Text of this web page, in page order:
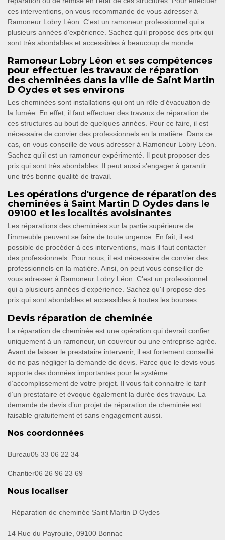
ces interventions, on vous recommande de vous adresser à
Ramoneur Lobry Léon. C'est un ramoneur professionnel qui a
plusieurs années d'expérience. Sachez qu'il propose des prix qui
sont très abordables et accessibles à beaucoup de monde.
Ramoneur Lobry Léon et ses compétences
pour effectuer les travaux de réparation
des cheminées dans la ville de Saint Martin
D Oydes et ses environs
Les cheminées sont installations qui ont un rôle d'évacuation de
la fumée. En effet, il faut effectuer des travaux de réparation de
ces structures au bout de quelques années. Pour ce faire, il est
nécessaire de convier des professionnels en la matière. Dans ce
cas, on vous conseille de vous adresser à Ramoneur Lobry Léon.
Sachez qu'il est un ramoneur expérimenté. Il peut proposer des
prix qui sont très abordables. Il peut aussi s'engager à garantir
une très bonne qualité de travail.
Les opérations d'urgence de réparation des
cheminées à Saint Martin D Oydes dans le
09100 et les localités avoisinantes
Les réparations des cheminées sur la partie supérieure de
l'immeuble peuvent se faire de toute urgence. En fait, il est
possible de procéder à ces interventions, mais il faut contacter
des professionnels. Pour nous, il est nécessaire de convier des
professionnels en la matière. Ainsi, on peut vous conseiller de
vous adresser à Ramoneur Lobry Léon. C'est un professionnel
qui a plusieurs années d'expérience. Sachez qu'il propose des
prix qui sont abordables et accessibles à toutes les bourses.
Devis réparation de cheminée
La réparation de cheminée est une opération qui devrait confier
uniquement à un ramoneur, un couvreur ou une entreprise agrée.
Avant de laisser le prestataire intervenir, il est fortement conseillé
de ne pas négliger la demande de devis. Parce que le devis vous
apporte des données importantes pour le système
d’accomplissement de votre projet. Il vous fait connaitre le tarif
d’un prestataire et évoque également la durée des travaux. La
demande de devis d’un projet de réparation de cheminée est
faisable gratuitement et sans engagement aussi.
Nos coordonnées
Bureau05 33 06 22 34
Chantier06 26 96 23 69
Nous localiser
Réparation de cheminée Saint Martin D Oydes
14 Rue du Payroulie, 09100 Bonnac